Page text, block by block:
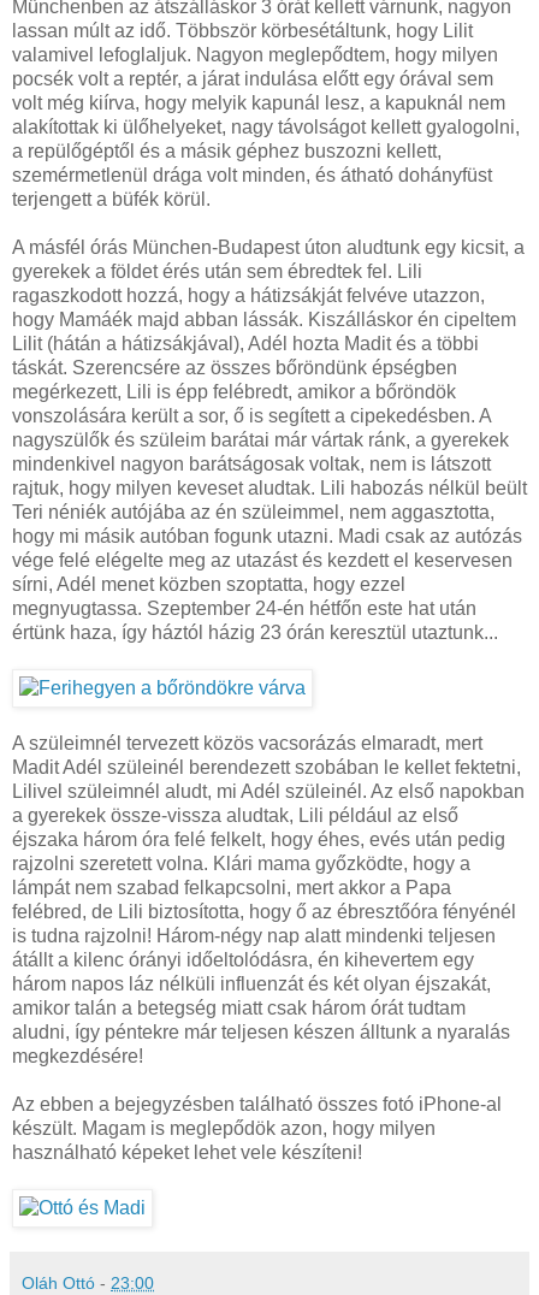
Münchenben az átszálláskor 3 órát kellett várnunk, nagyon
lassan múlt az idő. Többször körbesétáltunk, hogy Lilit
valamivel lefoglaljuk. Nagyon meglepődtem, hogy milyen
pocsék volt a reptér, a járat indulása előtt egy órával sem
volt még kiírva, hogy melyik kapunál lesz, a kapuknál nem
alakítottak ki ülőhelyeket, nagy távolságot kellett gyalogolni,
a repülőgéptől és a másik géphez buszozni kellett,
szemérmetlenül drága volt minden, és átható dohányfüst
terjengett a büfék körül.
A másfél órás München-Budapest úton aludtunk egy kicsit, a
gyerekek a földet érés után sem ébredtek fel. Lili
ragaszkodott hozzá, hogy a hátizsákját felvéve utazzon,
hogy Mamáék majd abban lássák. Kiszálláskor én cipeltem
Lilit (hátán a hátizsákjával), Adél hozta Madit és a többi
táskát. Szerencsére az összes bőröndünk épségben
megérkezett, Lili is épp felébredt, amikor a bőröndök
vonszolására került a sor, ő is segített a cipekedésben. A
nagyszülők és szüleim barátai már vártak ránk, a gyerekek
mindenkivel nagyon barátságosak voltak, nem is látszott
rajtuk, hogy milyen keveset aludtak. Lili habozás nélkül beült
Teri néniék autójába az én szüleimmel, nem aggasztotta,
hogy mi másik autóban fogunk utazni. Madi csak az autózás
vége felé elégelte meg az utazást és kezdett el keservesen
sírni, Adél menet közben szoptatta, hogy ezzel
megnyugtassa. Szeptember 24-én hétfőn este hat után
értünk haza, így háztól házig 23 órán keresztül utaztunk...
A szüleimnél tervezett közös vacsorázás elmaradt, mert
Madit Adél szüleinél berendezett szobában le kellet fektetni,
Lilivel szüleimnél aludt, mi Adél szüleinél. Az első napokban
a gyerekek össze-vissza aludtak, Lili például az első
éjszaka három óra felé felkelt, hogy éhes, evés után pedig
rajzolni szeretett volna. Klári mama győzködte, hogy a
lámpát nem szabad felkapcsolni, mert akkor a Papa
felébred, de Lili biztosította, hogy ő az ébresztőóra fényénél
is tudna rajzolni! Három-négy nap alatt mindenki teljesen
átállt a kilenc órányi időeltolódásra, én kihevertem egy
három napos láz nélküli influenzát és két olyan éjszakát,
amikor talán a betegség miatt csak három órát tudtam
aludni, így péntekre már teljesen készen álltunk a nyaralás
megkezdésére!
Az ebben a bejegyzésben található összes fotó iPhone-al
készült. Magam is meglepődök azon, hogy milyen
használható képeket lehet vele készíteni!
Oláh Ottó - 23:00